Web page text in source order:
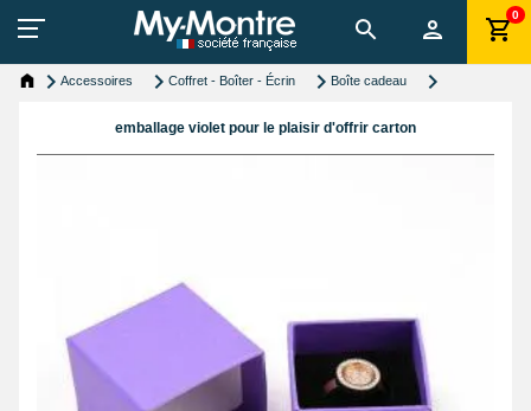
0
Accessoires Coffret - Boîter - Écrin Boîte cadeau
emballage violet pour le plaisir d'offrir carton